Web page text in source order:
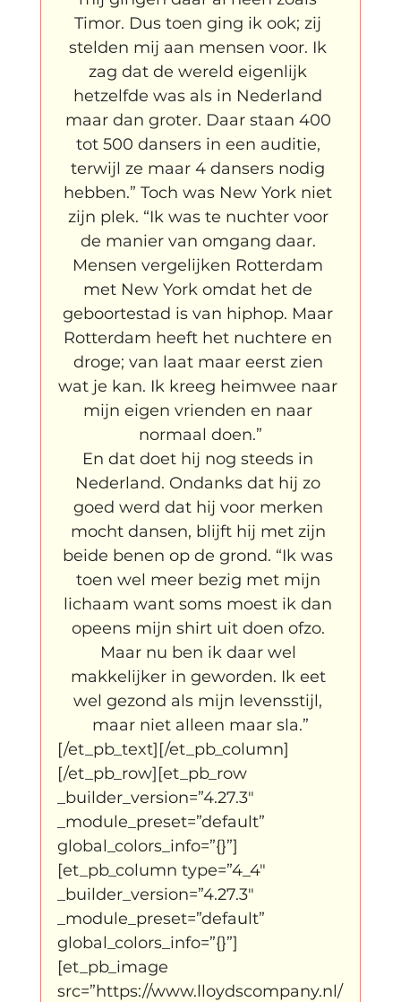
Timor. Dus toen ging ik ook; zij
stelden mij aan mensen voor. Ik
zag dat de wereld eigenlijk
hetzelfde was als in Nederland
maar dan groter. Daar staan 400
tot 500 dansers in een auditie,
terwijl ze maar 4 dansers nodig
hebben.” Toch was New York niet
zijn plek. “Ik was te nuchter voor
de manier van omgang daar.
Mensen vergelijken Rotterdam
met New York omdat het de
geboortestad is van hiphop. Maar
Rotterdam heeft het nuchtere en
droge; van laat maar eerst zien
wat je kan. Ik kreeg heimwee naar
mijn eigen vrienden en naar
normaal doen.”
En dat doet hij nog steeds in
Nederland. Ondanks dat hij zo
goed werd dat hij voor merken
mocht dansen, blijft hij met zijn
beide benen op de grond. “Ik was
toen wel meer bezig met mijn
lichaam want soms moest ik dan
opeens mijn shirt uit doen ofzo.
Maar nu ben ik daar wel
makkelijker in geworden. Ik eet
wel gezond als mijn levensstijl,
maar niet alleen maar sla.”
[/et_pb_text][/et_pb_column]
[/et_pb_row][et_pb_row
_builder_version=”4.27.3″
_module_preset=”default”
global_colors_info=”{}”]
[et_pb_column type=”4_4″
_builder_version=”4.27.3″
_module_preset=”default”
global_colors_info=”{}”]
[et_pb_image
src=”https://www.lloydscompany.nl/